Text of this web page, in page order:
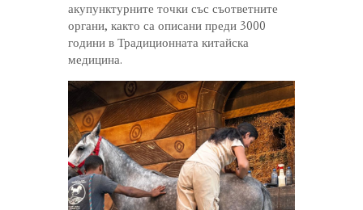
акупунктурните точки със съответните
органи, както са описани преди 3000
години в Традиционната китайска
медицина.